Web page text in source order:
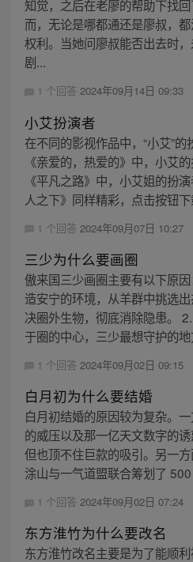
知觉，之后在老廖的帮助下找
而，无论是哪都通还是廖叔，
权利。当她问廖叔能否出去时
剧...
1 个回答 2024年09月14日 09:33
小艾扮演者
在不同的影视作品中，“小艾”
《亲爱的，热爱的》中，小艾
《平凡之路》中，小艾姐的扮
人之下》同样精彩，点击按钮
1 个回答 2024年09月07日 10:27
三少为什么要画圈
傲来国三少画圈主要有以下原
造安宁的环境，从羊群中挑选
决圈外生物，彻底消除隐患。
于圈的中心，三少最想守护的
1 个回答 2024年09月02日 09:15
白月初为什么要结婚
白月初结婚的原因较为复杂。
的威压以及那一亿天文数字的诱
但也顶不住巨款的吸引。另一
涂山与一气道盟联合筹划了
1 个回答 2024年09月02日 07:24
东方淮竹为什么要改名
东方淮竹改名主要是为了能顺